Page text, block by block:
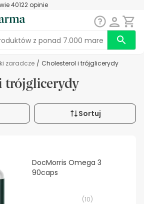
40122 opinie
zaradcze / Cholesterol i trójglicerydy
trójglicerydy
Sortuj
DocMorris Omega 3
90caps
(10)